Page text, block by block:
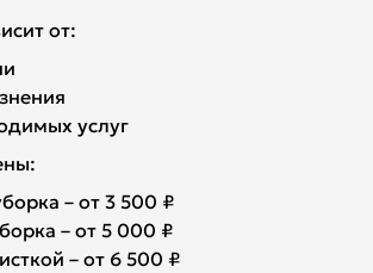
от:
услуг
– от 3 500 ₽
– от 5 000 ₽
– от 6 500 ₽